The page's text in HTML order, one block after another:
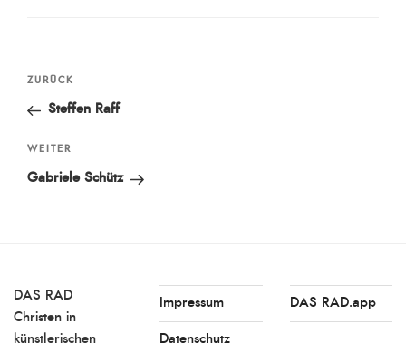
Beitragsnavigation
Vorheriger
Beitrag
ZURÜCK
Steffen Raff
Nächster
Beitrag
WEITER
Gabriele Schütz
DAS RAD
Christen in
künstlerischen
Impressum
Datenschutz
DAS RAD.app